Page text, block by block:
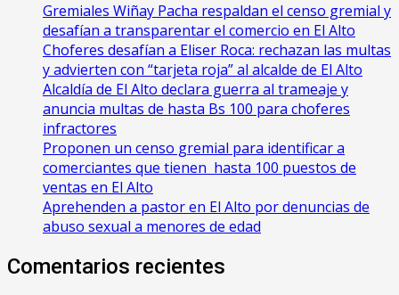
Gremiales Wiñay Pacha respaldan el censo gremial y
desafían a transparentar el comercio en El Alto
Choferes desafían a Eliser Roca: rechazan las multas
y advierten con “tarjeta roja” al alcalde de El Alto
‎Alcaldía de El Alto declara guerra al trameaje y
anuncia multas de hasta Bs 100 para choferes
infractores
Proponen un censo gremial para identificar a
comerciantes que tienen hasta 100 puestos de
ventas en El Alto
Aprehenden a pastor en El Alto por denuncias de
abuso sexual a menores de edad
Comentarios recientes